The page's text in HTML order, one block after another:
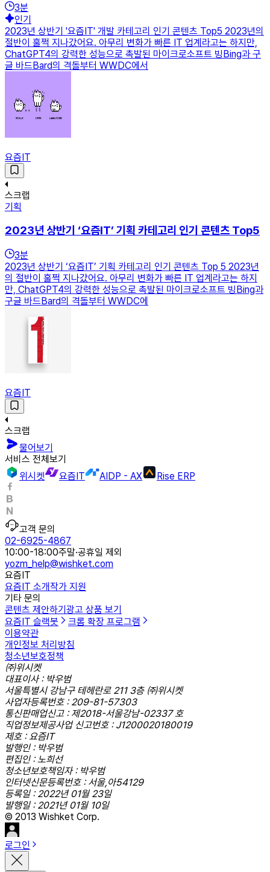
3분
인기
2023년 상반기 '요즘IT' 개발 카테고리 인기 콘텐츠 Top5 2023년의
절반이 훌쩍 지나갔어요. 아무리 변화가 빠른 IT 업계라고는 하지만,
ChatGPT4의 강력한 성능으로 촉발된 마이크로소프트 빙Bing과 구
글 바드Bard의 격돌부터 WWDC에서
요즘IT
스크랩
기획
2023년 상반기 ‘요즘IT’ 기획 카테고리 인기 콘텐츠 Top5
3분
2023년 상반기 ‘요즘IT’ 기획 카테고리 인기 콘텐츠 Top 5 2023년
의 절반이 훌쩍 지나갔어요. 아무리 변화가 빠른 IT 업계라고는 하지
만, ChatGPT4의 강력한 성능으로 촉발된 마이크로소프트 빙Bing과
구글 바드Bard의 격돌부터 WWDC에
요즘IT
스크랩
물어보기
서비스 전체보기
위시켓
요즘IT AIDP - AX Rise ERP
고객 문의
02-6925-4867
10:00-18:00주말·공휴일 제외
yozm_help@wishket.com
요즘IT
요즘IT 소개작가 지원
기타 문의
콘텐츠 제안하기 광고 상품 보기
요즘IT 슬랙봇
크롬 확장 프로그램
이용약관
개인정보 처리방침
청소년보호정책
㈜위시켓
대표이사 : 박우범
서울특별시 강남구 테헤란로 211 3층 ㈜위시켓
사업자등록번호 : 209-81-57303
통신판매업신고 : 제2018-서울강남-02337 호
직업정보제공사업 신고번호 : J1200020180019
제호 : 요즘IT
발행인 : 박우범
편집인 : 노희선
청소년보호책임자 : 박우범
인터넷신문등록번호 : 서울,아54129
등록일 : 2022년 01월 23일
발행일 : 2021년 01월 10일
© 2013 Wishket Corp.
로그인